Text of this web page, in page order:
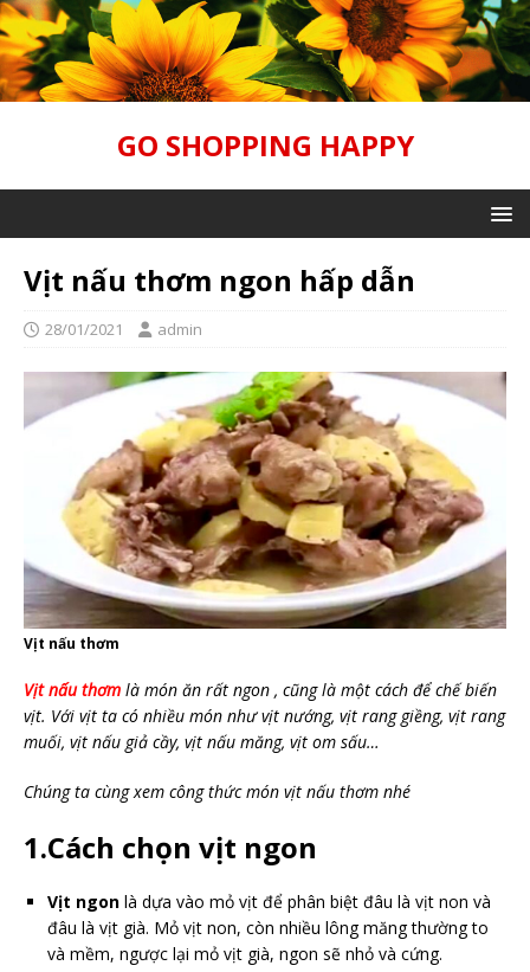
GO SHOPPING HAPPY
Vịt nấu thơm ngon hấp dẫn
28/01/2021 admin
Vịt nấu thơm
Vịt nấu thơm là món ăn rất ngon , cũng là một cách để chế biến
vịt. Với vịt ta có nhiều món như vịt nướng, vịt rang giềng, vịt rang
muối, vịt nấu giả cầy, vịt nấu măng, vịt om sấu…
Chúng ta cùng xem công thức món vịt nấu thơm nhé
1.Cách chọn vịt ngon
Vịt ngon là dựa vào mỏ vịt để phân biệt đâu là vịt non và
đâu là vịt già. Mỏ vịt non, còn nhiều lông măng thường to
và mềm, ngược lại mỏ vịt già, ngon sẽ nhỏ và cứng.